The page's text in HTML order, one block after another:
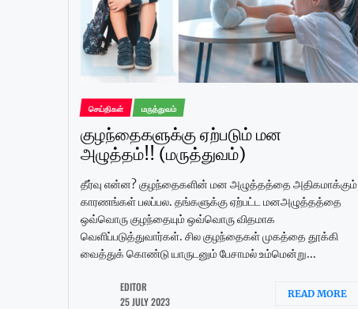
செய்திகள் மருத்துவம்
குழந்தைகளுக்கு ஏற்படும் மன
அழுத்தம்!! (மருத்துவம்)
தீர்வு என்ன? குழந்தைகளின் மன அழுத்தத்தை அதிகமாக்கும்
காரணங்கள் பலப்பல. தங்களுக்கு ஏற்பட்ட மனஅழுத்தத்தை
ஒவ்வொரு குழந்தையும் ஒவ்வொரு விதமாக
வெளிப்படுத்துவார்கள். சில குழந்தைகள் முகத்தை தூக்கி
வைத்துக் கொண்டு யாருடனும் பேசாமல் உம்மென்று...
EDITOR
25 JULY 2023
READ MORE